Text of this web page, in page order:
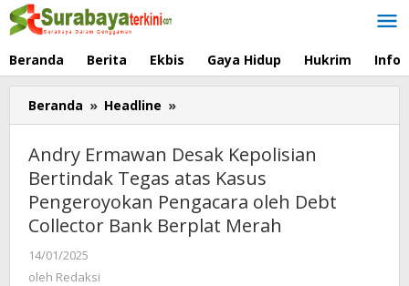
Lewati
ke
Beranda Berita Ekbis Gaya Hidup Hukrim Info
Beranda » Headline »
Ermawan
Desak
Kepolisian
Bertindak
Tegas
atas
Kasus
Andry Ermawan Desak Kepolisian
Bertindak Tegas atas Kasus
Pengeroyokan Pengacara oleh Debt
Collector Bank Berplat Merah
14/01/2025
Redaksi
oleh Redaksi